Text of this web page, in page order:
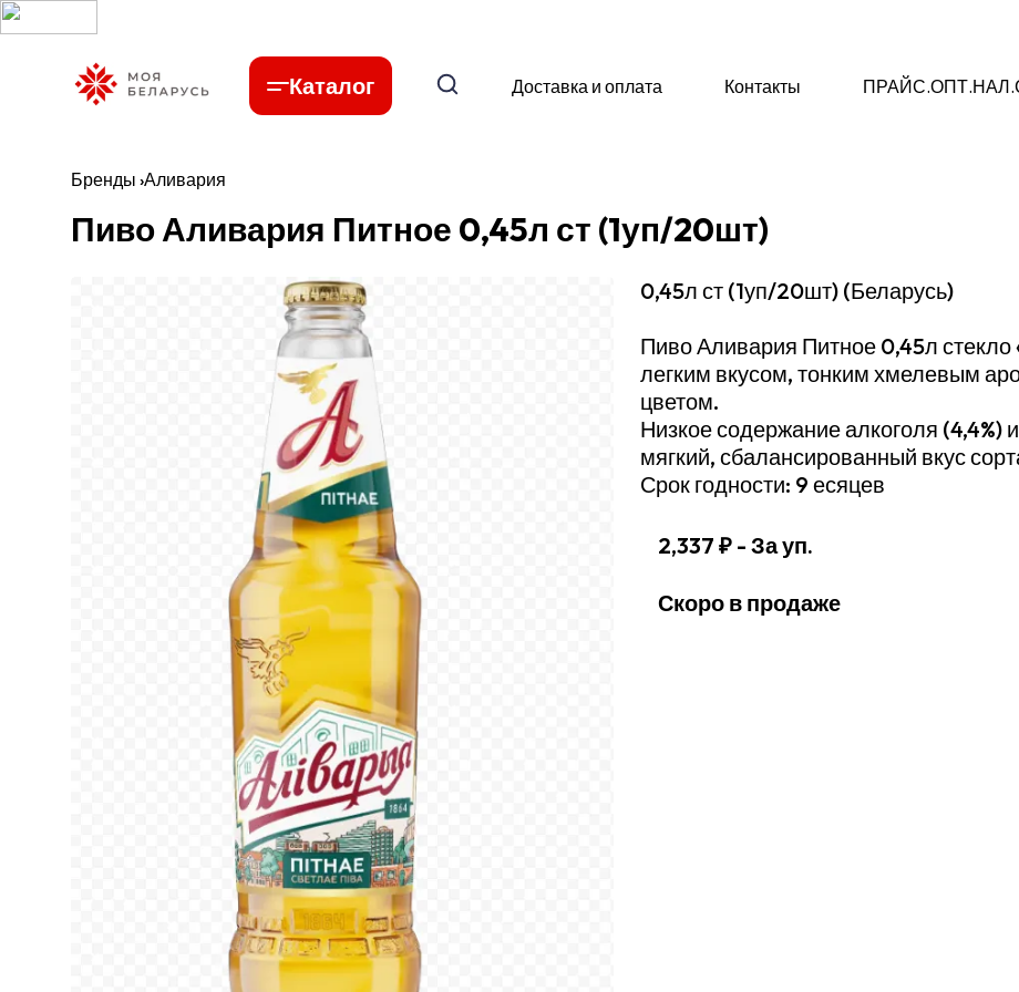
Каталог Доставка и оплата Контакты
Бренды ›Аливария
Пиво Аливария Питное 0,45л ст (1уп/20шт)
0,45л ст (1уп/20шт) (Беларусь)
Пиво Аливария Питное 0,45л
легким вкусом, тонким хмелевым
цветом.
Низкое содержание алкоголя (4,4%)
мягкий, сбалансированный вкус
Срок годности: 9 есяцев
2,337 ₽ - За уп.
Скоро в продаже